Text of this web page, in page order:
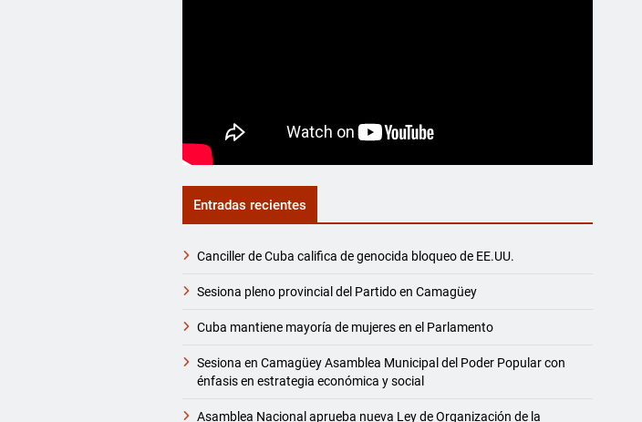
Entradas recientes
Canciller de Cuba califica de genocida bloqueo de EE.UU.
Sesiona pleno provincial del Partido en Camagüey
Cuba mantiene mayoría de mujeres en el Parlamento
Sesiona en Camagüey Asamblea Municipal del Poder Popular con
énfasis en estrategia económica y social
Asamblea Nacional aprueba nueva Ley de Organización de la